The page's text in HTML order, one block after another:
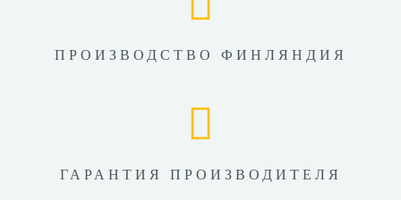
ПРОИЗВОДСТВО ФИНЛЯНДИЯ
ГАРАНТИЯ ПРОИЗВОДИТЕЛЯ